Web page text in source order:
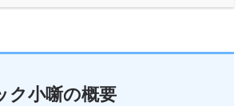
ク小噺の概要